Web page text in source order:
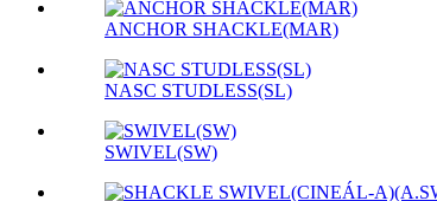
ANCHOR SHACKLE(MAR)
NASC STUDLESS(SL)
SWIVEL(SW)